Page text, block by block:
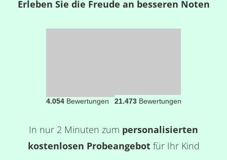
Erleben Sie die Freude an besseren Noten
4.054Bewertungen 21.473Bewertungen
In nur 2 Minuten zum personalisierten
kostenlosen Probeangebotfür Ihr Kind